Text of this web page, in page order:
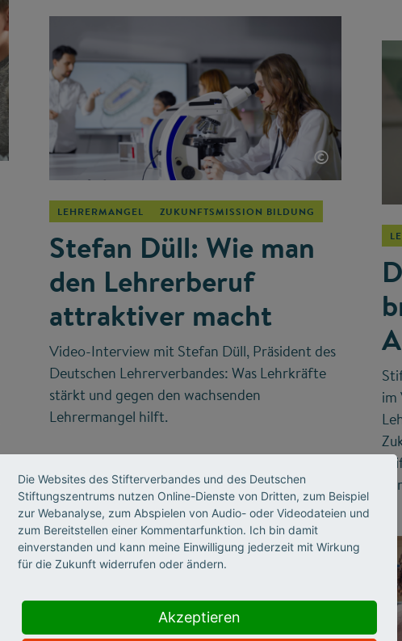
©
LEHRERMANGEL ZUKUNFTSMISSION BILDUNG
Stefan Düll: Wie man
den Lehrerberuf
attraktiver macht
Video-Interview mit Stefan Düll, Präsident des
Deutschen Lehrerverbandes: Was Lehrkräfte
stärkt und gegen den wachsenden
Lehrermangel hilft.
im
Die Websites des Stifterverbandes und des Deutschen
Stiftungszentrums nutzen Online-Dienste von Dritten, zum Beispiel
zur Webanalyse, zum Abspielen von Audio- oder Videodateien und
zum Bereitstellen einer Kommentarfunktion. Ich bin damit
einverstanden und kann meine Einwilligung jederzeit mit Wirkung
für die Zukunft widerrufen oder ändern.
Akzeptieren